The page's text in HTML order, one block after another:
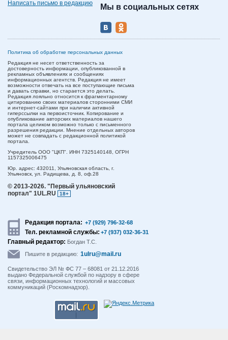
Написать письмо в редакцию
Мы в социальных сетях
Политика об обработке персональных данных
Редакция не несет ответственность за
достоверность информации, опубликованной в
рекламных объявлениях и сообщениях
информационных агентств. Редакция не имеет
возможности отвечать на все поступающие письма
и давать справки, но старается это делать.
Редакция лояльно относится к фрагментарному
цитированию своих материалов сторонними СМИ
и интернет-сайтами при наличии активной
гиперссылки на первоисточник. Копирование и
опубликование авторских материалов нашего
портала целиком возможно только с письменного
разрешения редакции. Мнение отдельных авторов
может не совпадать с редакционной политикой
портала.
Учредитель ООО "ЦКП". ИНН 7325140148, ОГРН
1157325006475
Юр. адрес: 432011, Ульяновская область, г.
Ульяновск, ул. Радищева, д. 8, оф.28
© 2013-2026. "Первый ульяновский
портал" 1UL.RU
18+
Редакция портала: +7 (929) 796-32-68
Тел. рекламной службы: +7 (937) 032-36-31
Главный редактор: Богдан Т.С.
Пишите в редакцию: 1ulru@mail.ru
Свидетельство ЭЛ № ФС 77 – 68081 от 21.12.2016
выдано Федеральной службой по надзору в сфере
связи, информационных технологий и массовых
коммуникаций (Роскомнадзор).